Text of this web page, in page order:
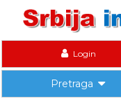
Login
Pretraga